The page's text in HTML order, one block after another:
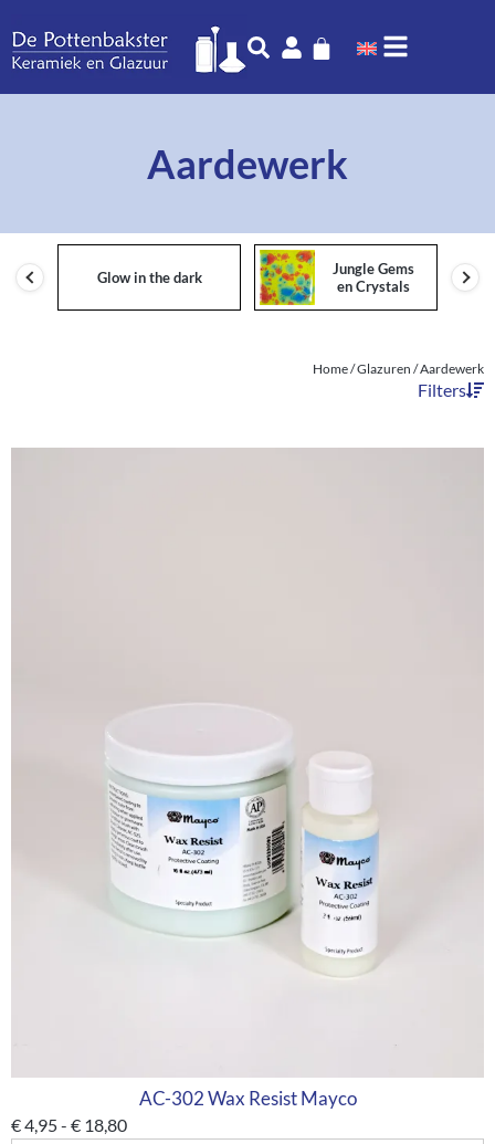
Aardewerk
Glow in the dark
Jungle Gems
en Crystals
Home/Glazuren / Aardewerk
Filters
AC-302 Wax Resist Mayco
€4,95- € 18,80